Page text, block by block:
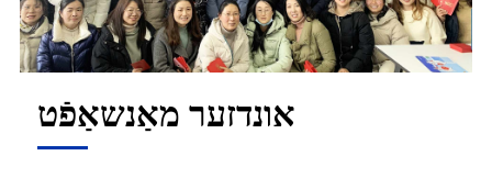
אונדזער מאַנשאַפֿט